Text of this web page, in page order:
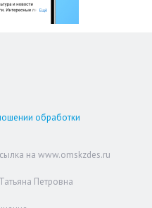
обработки
на www.omskzdes.ru
Петровна